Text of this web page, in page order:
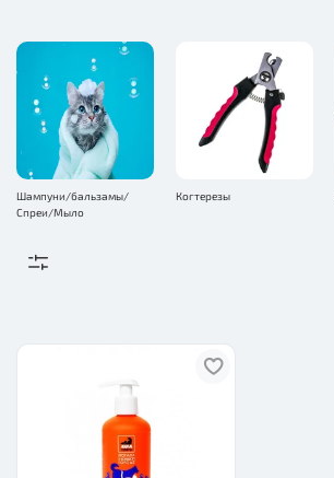
Шампуни/бальзамы/
Спреи/Мыло
Когтерезы